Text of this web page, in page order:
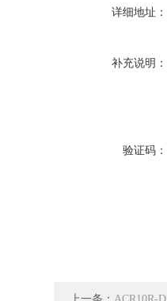
详细地址：
补充说明：
验证码：